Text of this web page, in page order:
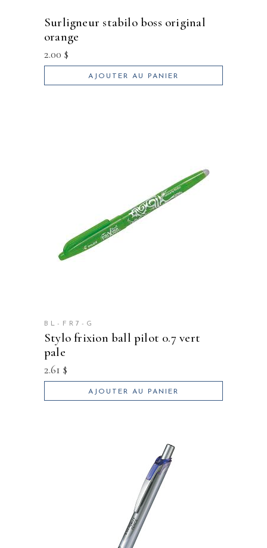
surligneur stabilo boss original
orange
2.00 $
AJOUTER AU PANIER
BL-FR7-G
stylo frixion ball pilot 0.7 vert
pale
2.61 $
AJOUTER AU PANIER